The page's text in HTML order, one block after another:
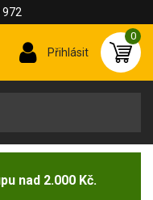
972
Přihlásit
0
nad 2.000 Kč.